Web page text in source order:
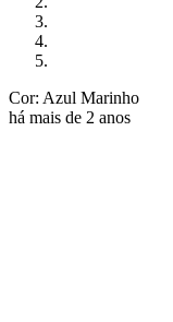
Cor: Azul Marinho
há mais de 2 anos